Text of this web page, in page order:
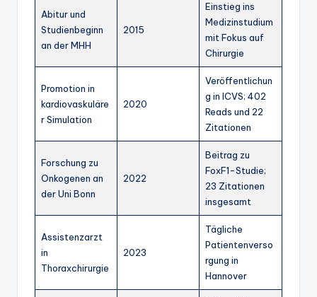
Abitur und
Studienbeginn
an der MHH
2015
Einstieg ins
Medizinstudium
mit Fokus auf
Chirurgie
Promotion in
kardiovaskuläre
r Simulation
2020
Veröffentlichun
g in ICVS; 402
Reads und 22
Zitationen
Forschung zu
Onkogenen an
der Uni Bonn
2022
Beitrag zu
FoxF1-Studie;
23 Zitationen
insgesamt
Assistenzarzt
in
Thoraxchirurgie
2023
Tägliche
Patientenverso
rgung in
Hannover